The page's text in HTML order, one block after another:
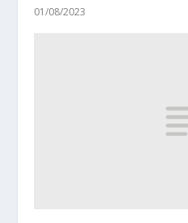
01/08/2023